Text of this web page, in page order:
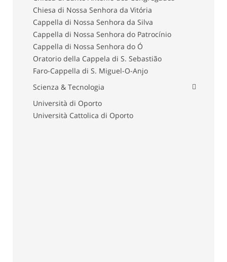
Chiesa di Nossa Senhora da Vitória
Cappella di Nossa Senhora da Silva
Cappella di Nossa Senhora do Patrocínio
Cappella di Nossa Senhora do Ó
Oratorio della Cappela di S. Sebastião
Faro-Cappella di S. Miguel-O-Anjo
Scienza & Tecnologia
Università di Oporto
Università Cattolica di Oporto